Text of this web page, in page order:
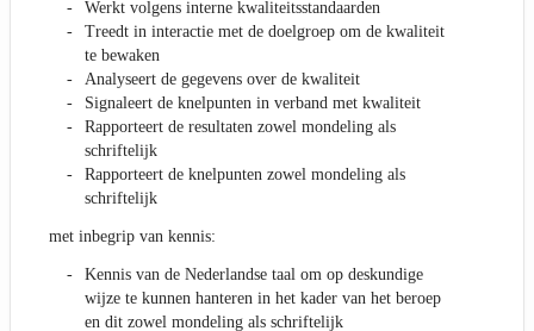
Werkt volgens interne kwaliteitsstandaarden
Treedt in interactie met de doelgroep om de kwaliteit
te bewaken
Analyseert de gegevens over de kwaliteit
Signaleert de knelpunten in verband met kwaliteit
Rapporteert de resultaten zowel mondeling als
schriftelijk
Rapporteert de knelpunten zowel mondeling als
schriftelijk
met inbegrip van kennis:
Kennis van de Nederlandse taal om op deskundige
wijze te kunnen hanteren in het kader van het beroep
en dit zowel mondeling als schriftelijk